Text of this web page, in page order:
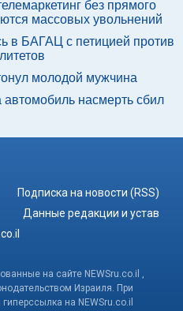
без прямого
массовых увольнений
в БАГАЦ с петицией против
молодой мужчина
насмерть сбил
Подписка на новости (RSS)
Данные редакции и устав
на сайте NEWSru.co.il ,
Израиля. При
на NEWSru.co.il